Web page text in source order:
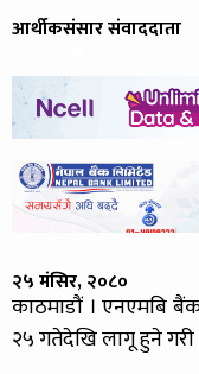
आर्थीकसंसार संवाददाता
२५ मंसिर, २०८०
काठमाडौं । एनएमबि
२५ गतेदेखि लागू हुने गरी